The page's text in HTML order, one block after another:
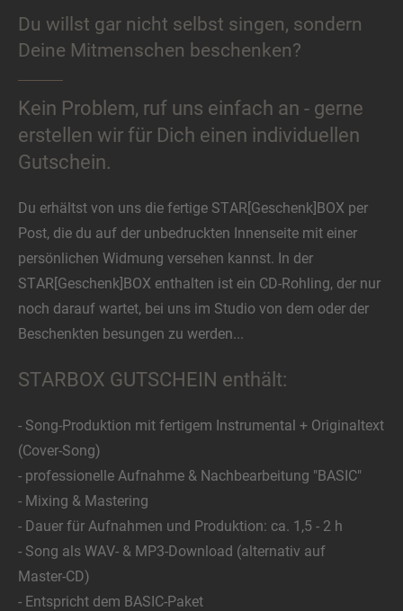
Du willst gar nicht selbst singen, sondern
Deine Mitmenschen beschenken?
Kein Problem, ruf uns einfach an - gerne
erstellen wir für Dich einen individuellen
Gutschein.
Du erhältst von uns die fertige STAR[Geschenk]BOX per
Post, die du auf der unbedruckten Innenseite mit einer
persönlichen Widmung versehen kannst. In der
STAR[Geschenk]BOX enthalten ist ein CD-Rohling, der nur
noch darauf wartet, bei uns im Studio von dem oder der
Beschenkten besungen zu werden...
STARBOX GUTSCHEIN enthält:
- Song-Produktion mit fertigem Instrumental + Originaltext
(Cover-Song)
- professionelle Aufnahme & Nachbearbeitung "BASIC"
- Mixing & Mastering
- Dauer für Aufnahmen und Produktion: ca. 1,5 - 2 h
- Song als WAV- & MP3-Download (alternativ auf
Master-CD)
- Entspricht dem BASIC-Paket